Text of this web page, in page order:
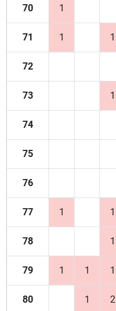
70 1
71 1 1
72
73 1
74
75
76
77 1 1
78 1
79 1 1 1
80 1 2